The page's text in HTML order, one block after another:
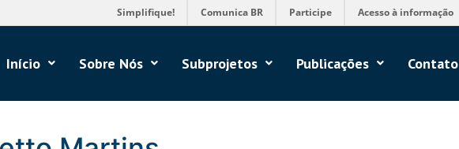
Simplifique! Comunica BR Participe Acesso à informação
Início Sobre Nós Subprojetos Publicações Contato